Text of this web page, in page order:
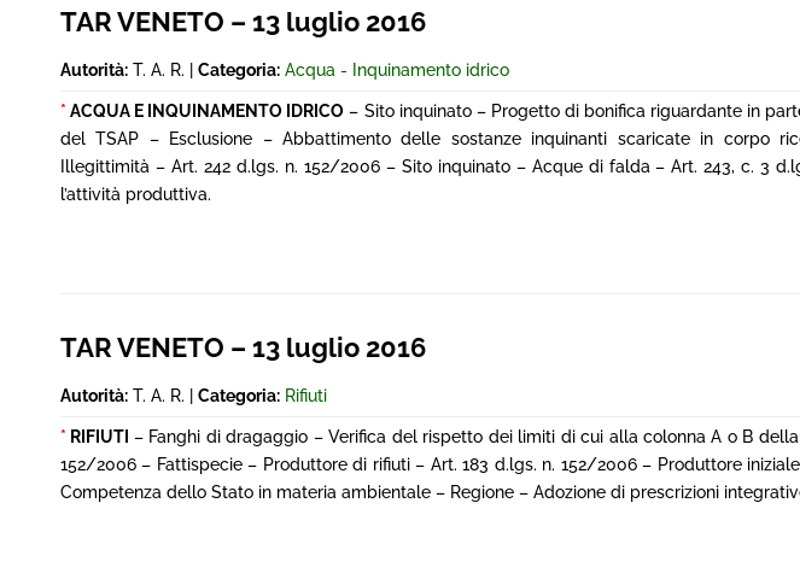
TAR VENETO – 13 luglio 2016
Autorità: T. A. R. | Categoria: Acqua - Inquinamento idrico
*ACQUA E INQUINAMENTO IDRICO – Sito inquinato – Progetto di bonifica riguardante in
del TSAP – Esclusione – Abbattimento delle sostanze inquinanti scaricate in corpo
Illegittimità – Art. 242 d.lgs. n. 152/2006 – Sito inquinato – Acque di falda – Art. 243, c. 3
l’attività produttiva.
TAR VENETO – 13 luglio 2016
Autorità: T. A. R. | Categoria: Rifiuti
* RIFIUTI – Fanghi di dragaggio – Verifica del rispetto dei limiti di cui alla colonna A o B
152/2006 – Fattispecie – Produttore di rifiuti – Art. 183 d.lgs. n. 152/2006 – Produttore
Competenza dello Stato in materia ambientale – Regione – Adozione di prescrizioni